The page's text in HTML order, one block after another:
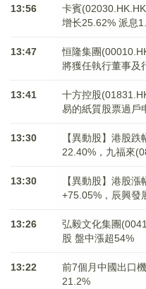
13:56
卡賓
增长25.62% 派息
13:47
恒隆集團
將獲任執行董事及
13:41
十方控股
易的紙質股票過戶
13:30
【異動股】港股
22.40%，九福來
13:30
【異動股】港股
+75.05%，辰興發
13:26
弘毅文化集團
股 盤中漲超54%
13:22
前7個月中國出口
21.2%